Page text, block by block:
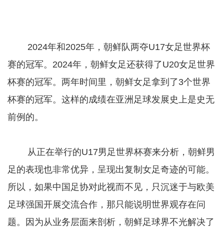
2024年和2025年，朝鲜队两夺U17女足世界杯
赛的冠军。2024年，朝鲜女足还获得了U20女足世界
杯赛的冠军。两年时间里，朝鲜女足拿到了3个世界
杯赛的冠军。这样的成绩在亚洲足球发展史上是史无
前例的。
从正在举行的U17男足世界杯赛来分析，朝鲜男
足的表现也非常优异，呈现出复制女足奇迹的可能。
所以，如果中国足协对此视而不见，只沉迷于与欧美
足球强国开展交流合作，那只能说明世界观存在问
题。因为从业务层面来剖析，朝鲜足球界不光解决了